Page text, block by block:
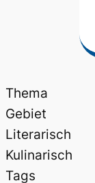
Thema
Gebiet
Literarisch
Kulinarisch
Tags